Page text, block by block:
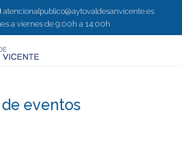
atencionalpublico@aytovaldesanvicente.es
a viernes de 9:00h a 14:00h
eventos